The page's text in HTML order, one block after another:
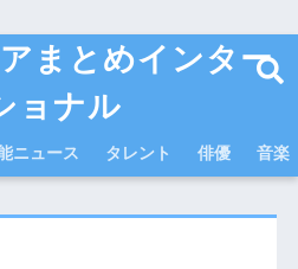
まとめインター
ョナル
ニュース タレント 俳優 音楽